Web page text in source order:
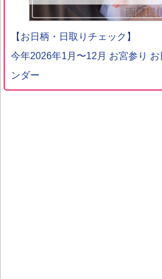
【お日柄・日取りチェック】
今年2026年1月〜12月 お宮参り
ンダー